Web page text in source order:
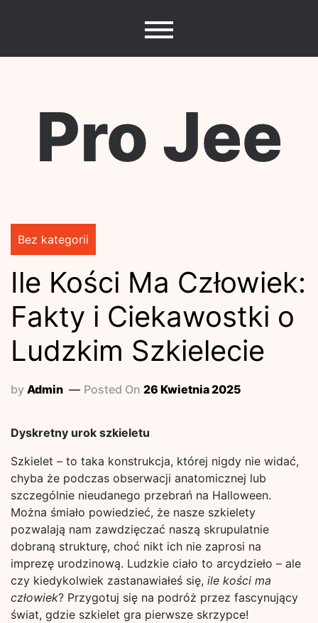
Pro Jee
Bez kategorii
Ile Kości Ma Człowiek:
Fakty i Ciekawostki o
Ludzkim Szkielecie
by Admin Posted On 26 Kwietnia 2025
Dyskretny urok szkieletu
Szkielet – to taka konstrukcja, której nigdy nie widać,
chyba że podczas obserwacji anatomicznej lub
szczególnie nieudanego przebrań na Halloween.
Można śmiało powiedzieć, że nasze szkielety
pozwalają nam zawdzięczać naszą skrupulatnie
dobraną strukturę, choć nikt ich nie zaprosi na
imprezę urodzinową. Ludzkie ciało to arcydzieło – ale
czy kiedykolwiek zastanawiałeś się, ile kości ma
człowiek? Przygotuj się na podróż przez fascynujący
świat, gdzie szkielet gra pierwsze skrzypce!